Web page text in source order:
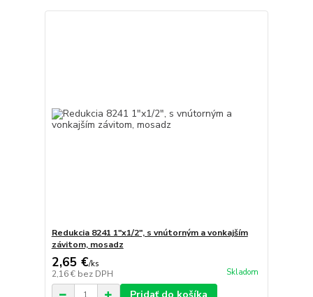
Redukcia 8241 1"x1/2", s vnútorným a vonkajším
závitom, mosadz
2,65 €/ks
2,16 € bez DPH Skladom